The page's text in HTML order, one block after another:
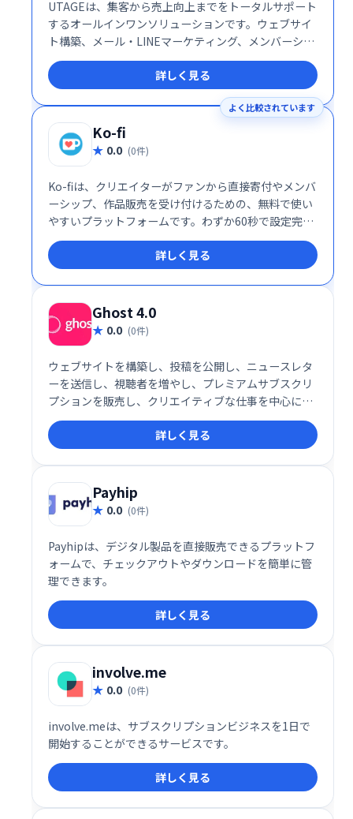
UTAGEは、集客から売上向上までをトータルサポート
するオールインワンソリューションです。ウェブサイ
ト構築、メール・LINEマーケティング、メンバーシッ
プ管理、決済処理、顧客情報管理、業務自動化など、
ビジネスに必要な機能を網羅。煩雑な作業を効率化
し、売上アップを実現します。集客や売上向上でお悩
みの事業者様は、ぜひUTAGEをご検討ください。
詳しく見る
よく比較されています
Ko-fi
0.0 (0件)
Ko-fiは、クリエイターがファンから直接寄付やメンバ
ーシップ、作品販売を受け付けるための、無料で使い
やすいプラットフォームです。わずか60秒で設定完
了。無料ショップ機能やメンバーシップ機能、販売機
能などを活用して、安定した収入源を構築できます。
クリエイター活動を支援し、ファンとより深くつなが
るための最適なツールです。
詳しく見る
Ghost 4.0
0.0 (0件)
ウェブサイトを構築し、投稿を公開し、ニュースレタ
ーを送信し、視聴者を増やし、プレミアムサブスクリ
プションを販売し、クリエイティブな仕事を中心に持
続可能なビジネスを作成します。Ghost 4.0はそれを
すべて実行し、さらに多くのことを実行します。
詳しく見る
Payhip
0.0 (0件)
Payhipは、デジタル製品を直接販売できるプラットフ
ォームで、チェックアウトやダウンロードを簡単に管
理できます。
詳しく見る
involve.me
0.0 (0件)
involve.meは、サブスクリプションビジネスを1日で​​
開始することができるサービスです。
詳しく見る